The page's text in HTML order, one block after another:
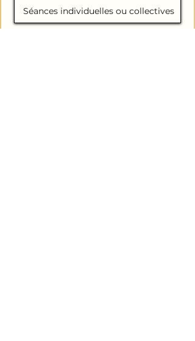
Séances individuelles ou collectives